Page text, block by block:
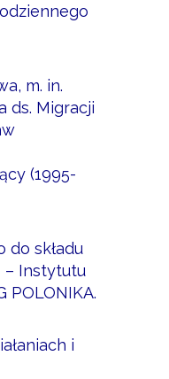
m. in.
ds. Migracji
(1995-
do składu
– Instytutu
POLONIKA.
i